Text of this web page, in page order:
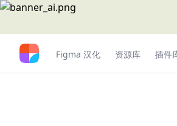
Figma 汉化 资源库 插件